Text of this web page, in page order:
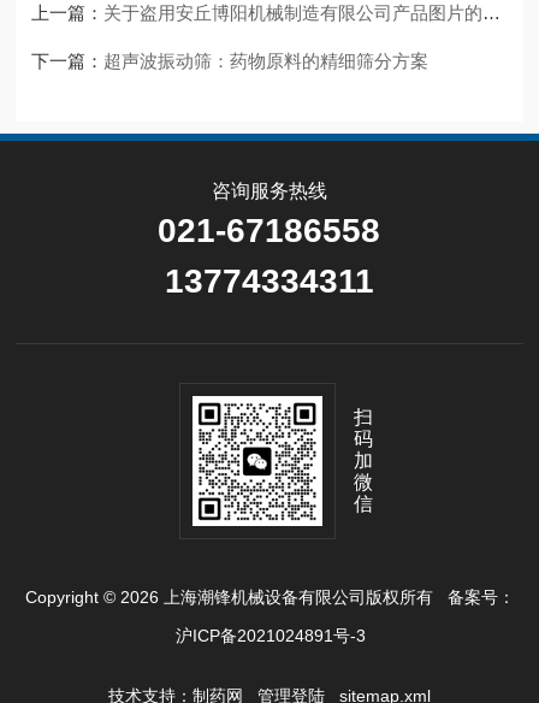
上一篇： 关于盗用安丘博阳机械制造有限公司产品图片的道歉信
下一篇： 超声波振动筛：药物原料的精细筛分方案
咨询服务热线
021-67186558
13774334311
扫
码
加
微
信
Copyright © 2026 上海潮锋机械设备有限公司版权所有备案号：
沪ICP备2021024891号-3
技术支持： 制药网 管理登陆 sitemap.xml